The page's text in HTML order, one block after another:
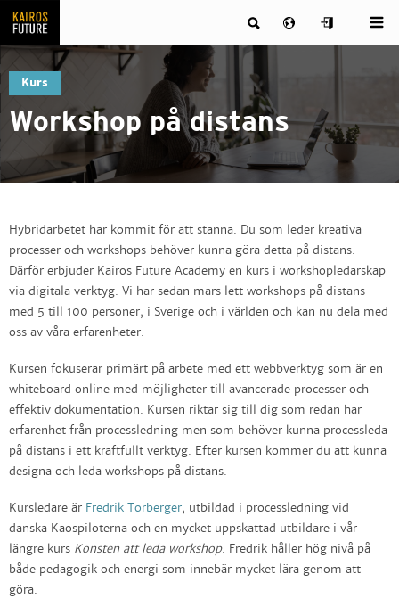
Kurs
Workshop på distans
Hybridarbetet har kommit för att stanna. Du som leder kreativa
processer och workshops behöver kunna göra detta på distans.
Därför erbjuder Kairos Future Academy en kurs i workshopledarskap
via digitala verktyg. Vi har sedan mars lett workshops på distans
med 5 till 100 personer, i Sverige och i världen och kan nu dela med
oss av våra erfarenheter.
Kursen fokuserar primärt på arbete med ett webbverktyg som är en
whiteboard online med möjligheter till avancerade processer och
effektiv dokumentation. Kursen riktar sig till dig som redan har
erfarenhet från processledning men som behöver kunna processleda
på distans i ett kraftfullt verktyg. Efter kursen kommer du att kunna
designa och leda workshops på distans.
Kursledare är Fredrik Torberger, utbildad i processledning vid
danska Kaospiloterna och en mycket uppskattad utbildare i vår
längre kurs Konsten att leda workshop. Fredrik håller hög nivå på
både pedagogik och energi som innebär mycket lära genom att
göra.